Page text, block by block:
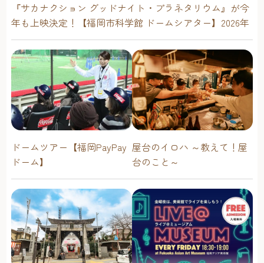
『サカナクション グッドナイト・プラネタリウム』が今
年も上映決定！【福岡市科学館 ドームシアター】2026年
ドームツアー【福岡PayPay
ドーム】
屋台のイロハ ～教えて！屋
台のこと～